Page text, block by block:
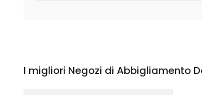
I migliori Negozi di Abbigliamento